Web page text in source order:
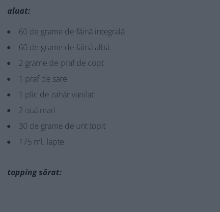
aluat:
60 de grame de făină integrală
60 de grame de făină albă
2 grame de praf de copt
1 praf de sare
1 plic de zahăr vanilat
2 ouă mari
30 de grame de unt topit
175 ml. lapte
topping sărat: